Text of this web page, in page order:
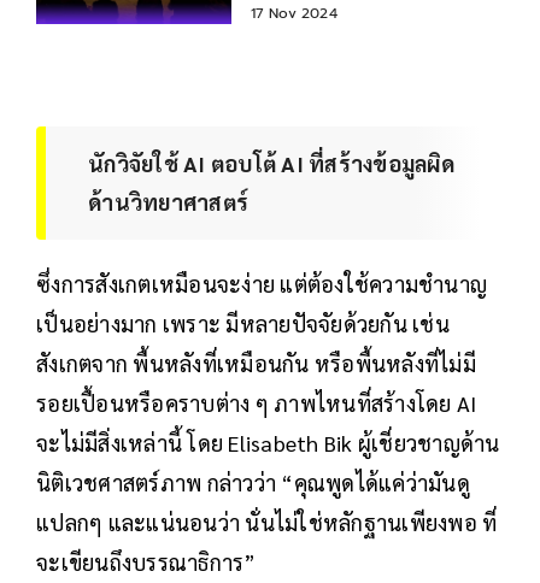
17 Nov 2024
นักวิจัยใช้ AI ตอบโต้ AI ที่สร้างข้อมูลผิด
ด้านวิทยาศาสตร์
ซึ่งการสังเกตเหมือนจะง่าย แต่ต้องใช้ความชำนาญ
เป็นอย่างมาก เพราะ มีหลายปัจจัยด้วยกัน เช่น
สังเกตจาก พื้นหลังที่เหมือนกัน หรือพื้นหลังที่ไม่มี
รอยเปื้อนหรือคราบต่าง ๆ ภาพไหนที่สร้างโดย AI
จะไม่มีสิ่งเหล่านี้ โดย Elisabeth Bik ผู้เชี่ยวชาญด้าน
นิติเวชศาสตร์ภาพ กล่าวว่า “คุณพูดได้แค่ว่ามันดู
แปลกๆ และแน่นอนว่า นั่นไม่ใช่หลักฐานเพียงพอ ที่
จะเขียนถึงบรรณาธิการ”